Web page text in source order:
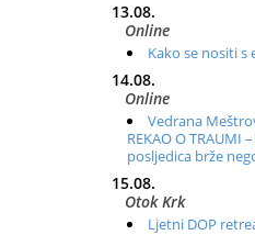
13.08.
Online
Kako se nositi s
14.08.
Online
Vedrana
REKAO O TRAUMI
posljedica brže
15.08.
Otok Krk
Ljetni DOP